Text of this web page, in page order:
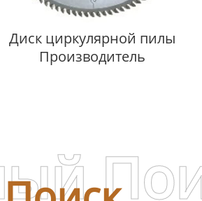
Диск циркулярной пилы
Производитель